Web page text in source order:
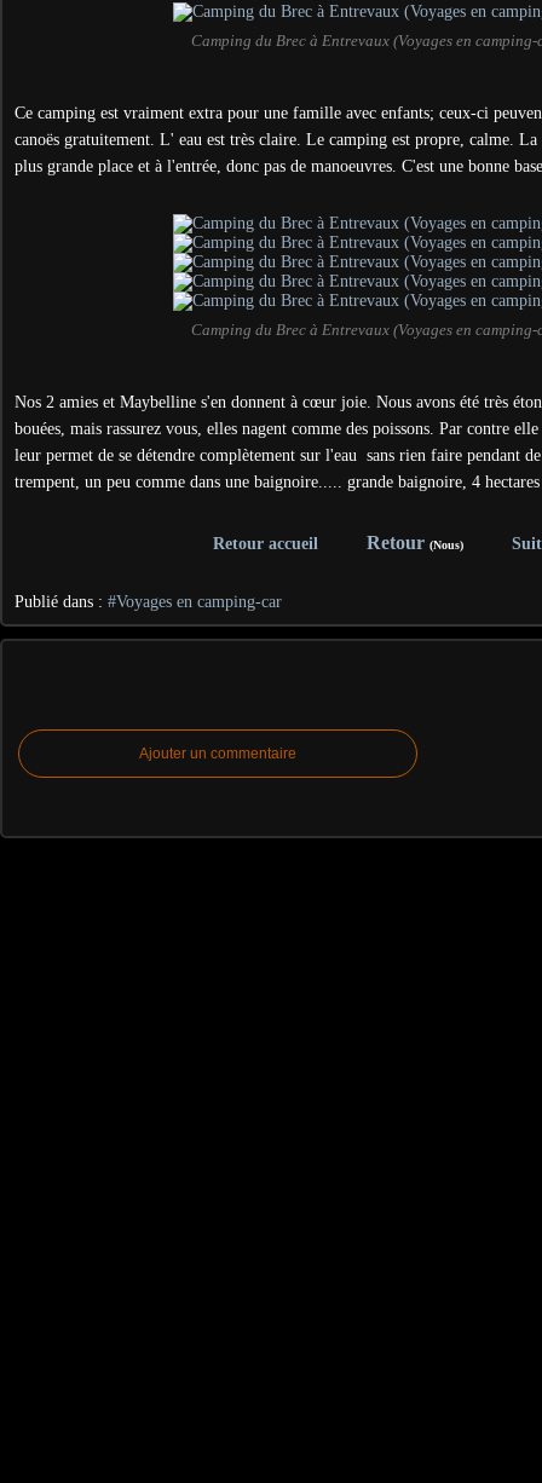
Camping du Brec à Entrevaux (Voyages en camping-
Ce camping est vraiment extra pour une famille avec enfants; ceux-ci
canoës gratuitement. L' eau est très claire. Le camping est propre, calme.
plus grande place et à l'entrée, donc pas de manoeuvres. C'est une bonne
Camping du Brec à Entrevaux (Voyages en camping-
Nos 2 amies et Maybelline s'en donnent à cœur joie. Nous avons été très
bouées, mais rassurez vous, elles nagent comme des poissons. Par contre
leur permet de se détendre complètement sur l'eau sans rien faire pendant
trempent, un peu comme dans une baignoire..... grande baignoire, 4
Retour accueil Retour (Nous)
Publié dans : #Voyages en camping-car
Ajouter un commentaire